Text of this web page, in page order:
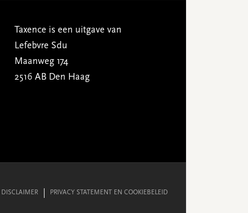
Taxence is een uitgave van
Lefebvre Sdu
Maanweg 174
2516 AB Den Haag
DISCLAIMER PRIVACY STATEMENT EN COOKIEBELEID